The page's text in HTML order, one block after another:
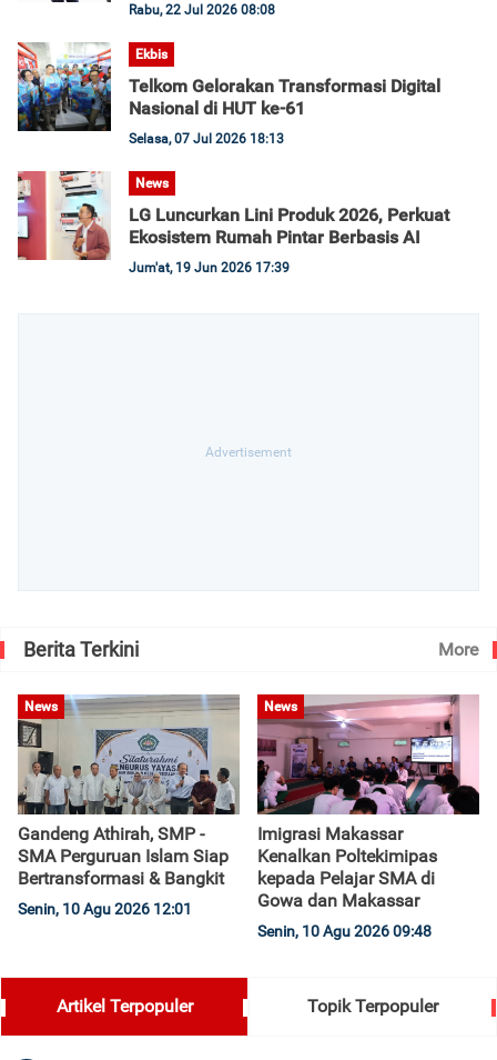
Rabu, 22 Jul 2026 08:08
Ekbis
Telkom Gelorakan Transformasi Digital
Nasional di HUT ke-61
Selasa, 07 Jul 2026 18:13
News
LG Luncurkan Lini Produk 2026, Perkuat
Ekosistem Rumah Pintar Berbasis AI
Jum'at, 19 Jun 2026 17:39
Berita Terkini More
News
Gandeng Athirah, SMP -
SMA Perguruan Islam Siap
Bertransformasi & Bangkit
Senin, 10 Agu 2026 12:01
News
Imigrasi Makassar
Kenalkan Poltekimipas
kepada Pelajar SMA di
Gowa dan Makassar
Senin, 10 Agu 2026 09:48
Artikel Terpopuler Topik Terpopuler